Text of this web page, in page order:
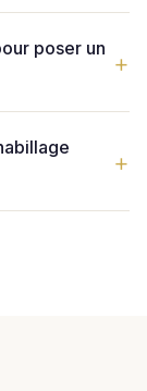
poser un